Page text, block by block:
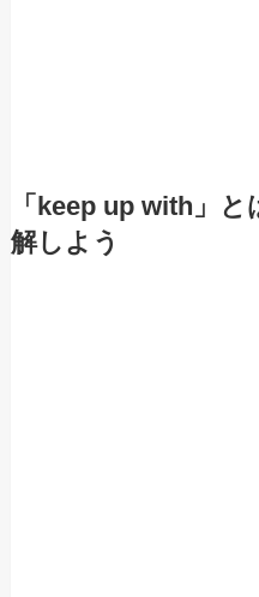
「keep up with」
解しよう